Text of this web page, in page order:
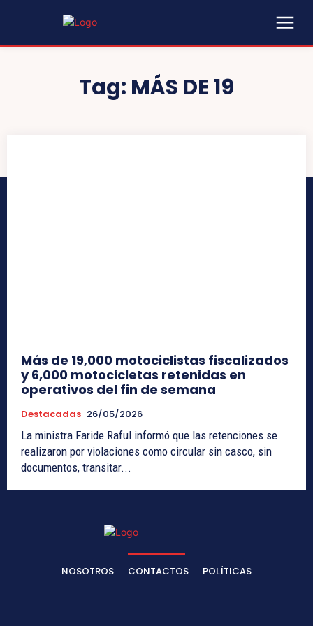
Tag: MÁS DE 19
Más de 19,000 motociclistas fiscalizados
y 6,000 motocicletas retenidas en
operativos del fin de semana
Destacadas 26/05/2026
La ministra Faride Raful informó que las retenciones se
realizaron por violaciones como circular sin casco, sin
documentos, transitar...
NOSOTROS CONTACTOS POLÍTICAS